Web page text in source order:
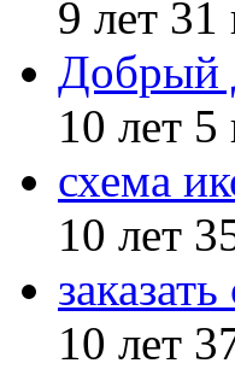
9 лет 31
Добрый
10 лет 5
схема
10 лет
10 лет